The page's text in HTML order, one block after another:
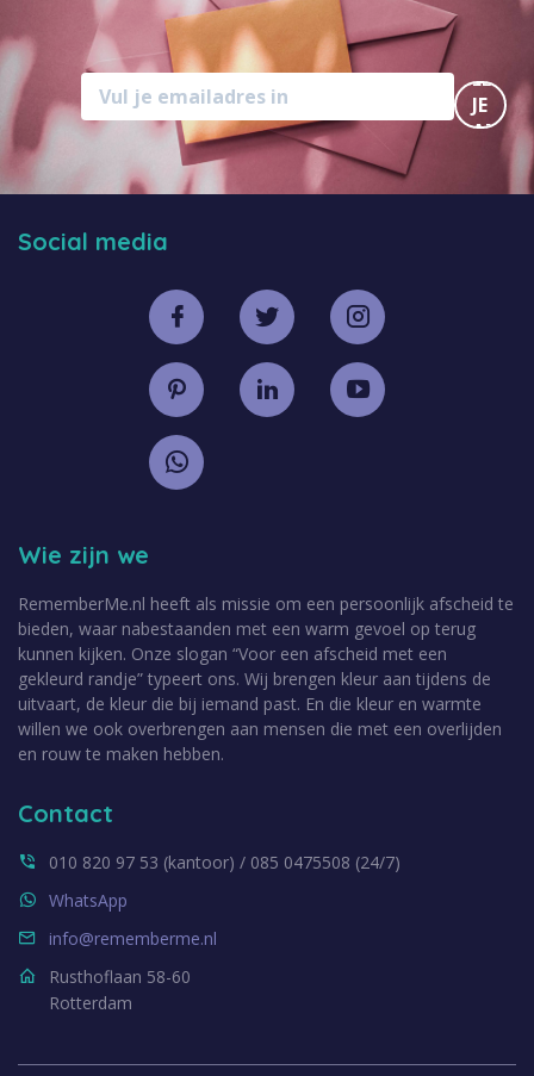
MELD
JE
AAN
Contact
010 820 97 53 (kantoor) / 085 0475508 (24/7)
WhatsApp
info@rememberme.nl
Rusthoflaan 58-60
Rotterdam
Wie zijn we
RememberMe.nl heeft als missie om een persoonlijk afscheid te
bieden, waar nabestaanden met een warm gevoel op terug
kunnen kijken. Onze slogan “Voor een afscheid met een
gekleurd randje” typeert ons. Wij brengen kleur aan tijdens de
uitvaart, de kleur die bij iemand past. En die kleur en warmte
willen we ook overbrengen aan mensen die met een overlijden
en rouw te maken hebben.
Social media